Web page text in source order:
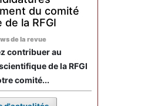
du comité
la RFGI
de la revue
contribuer au
de la RFGI
comité...